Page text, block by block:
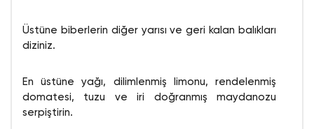
Üstüne biberlerin diğer yarısı ve geri kalan balıkları
diziniz.
En üstüne yağı, dilimlenmiş limonu, rendelenmiş
domatesi, tuzu ve iri doğranmış maydanozu
serpiştirin.